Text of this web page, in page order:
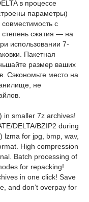
в процессе
параметры)
с
сжатия — на
использовании 7-
Пакетная
размер ваших
Сэкономьте место на
не
smaller 7z archives!
DELTA/BZIP2 during
lzma for jpg, bmp, wav,
High compression
Batch processing of
for repacking!
in one click! Save
and don’t overpay for